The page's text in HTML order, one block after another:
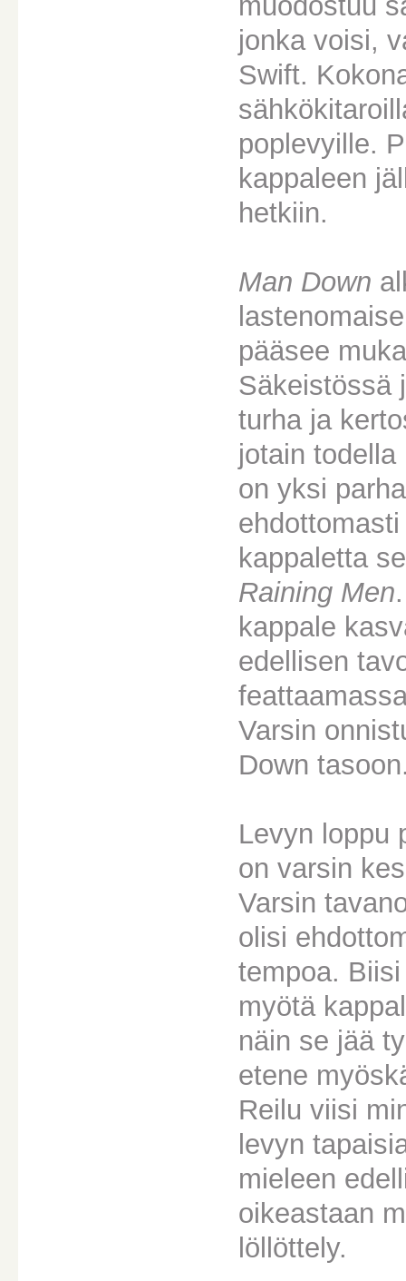
jonka voisi,
Swift.
poplevyille.
kappaleen
hetkiin.
Man Down
pääsee
Säkeistössä
turha ja
jotain
on yksi
kappaletta
Raining Men
kappale
edellisen
Varsin
Down
Levyn loppu
on varsin
Varsin
olisi
tempoa.
myötä
näin se jää
etene
Reilu viisi
levyn
mieleen
oikeastaan
löllöttely.